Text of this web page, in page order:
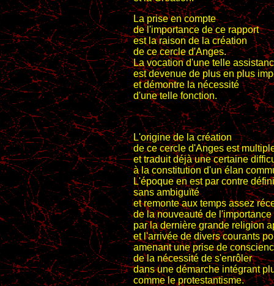
La prise en compte
de l'importance de ce rapport
est la raison de la création
de ce cercle d'Anges.
La vocation d'une telle
est devenue de plus en plus
et démontre la nécessité
d'une telle fonction.
L'origine de la création
de ce cercle d'Anges est
et traduit déjà une certaine
à la constitution d'un élan
L'époque en est par contre
sans ambiguïté
et remonte aux temps assez
de la nouveauté de l'importance
par la dernière grande religion
et l'arrivée de divers courants
amenant une prise de
de la nécessité de s'enrôler
dans une démarche intégrant
comme le protestantisme.